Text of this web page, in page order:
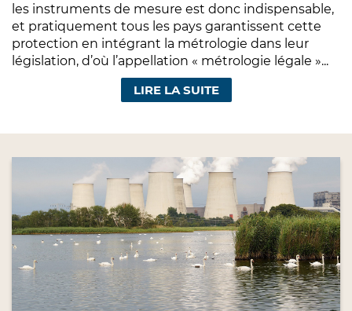
les instruments de mesure est donc indispensable,
et pratiquement tous les pays garantissent cette
protection en intégrant la métrologie dans leur
législation, d’où l’appellation « métrologie légale »...
LIRE LA SUITE